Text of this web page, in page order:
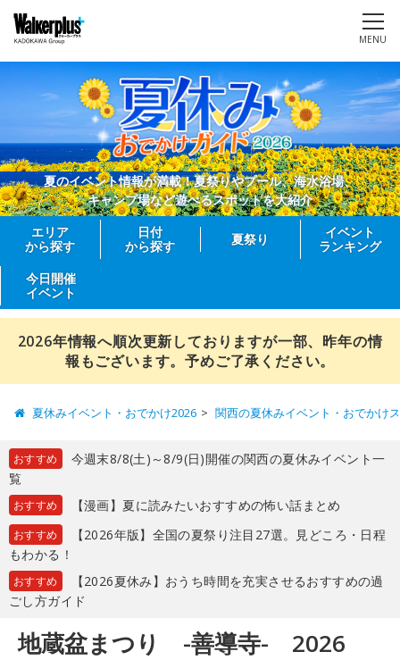
MENU
夏のイベント情報が満載！夏祭りやプール、海水浴場、
キャンプ場など遊べるスポットを大紹介
エリア
から探す
日付
から探す
夏祭り
イベント
ランキング
今日開催
イベント
2026年情報へ順次更新しておりますが一部、昨年の情
報もございます。予めご了承ください。
夏休みイベント・おでかけ2026 関西の夏休みイベント・おでかけ
おすすめ
今週末8/8(土)～8/9(日)開催の関西の夏休みイベント一
覧
おすすめ 【漫画】夏に読みたいおすすめの怖い話まとめ
おすすめ
【2026年版】全国の夏祭り注目27選。見どころ・日程
もわかる！
おすすめ
【2026夏休み】おうち時間を充実させるおすすめの過
ごし方ガイド
地蔵盆まつり -善導寺- 2026